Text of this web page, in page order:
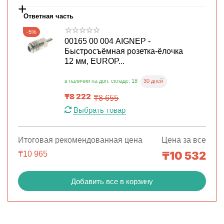
+Ответная часть
-5%
00165 00 004 AIGNEP -
Быстросъёмная розетка-ёлочка
12 мм, EUROP...
в наличии на доп. складе: 18 30 дней
₸8 222 ₸8 655
Выбрать товар
Итоговая рекомендованная цена
₸10 965
Цена за все
₸10 532
Добавить все в корзину